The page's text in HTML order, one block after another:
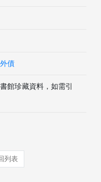
債
館珍藏資料，如需引
列表